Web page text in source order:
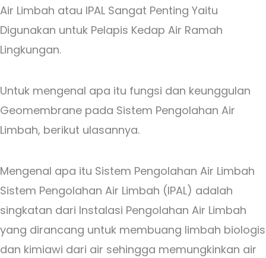
Air Limbah atau IPAL Sangat Penting Yaitu
Digunakan untuk Pelapis Kedap Air Ramah
Lingkungan.
Untuk mengenal apa itu fungsi dan keunggulan
Geomembrane pada Sistem Pengolahan Air
Limbah, berikut ulasannya.
Mengenal apa itu Sistem Pengolahan Air Limbah
Sistem Pengolahan Air Limbah (IPAL) adalah
singkatan dari Instalasi Pengolahan Air Limbah
yang dirancang untuk membuang limbah biologis
dan kimiawi dari air sehingga memungkinkan air